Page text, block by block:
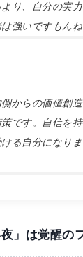
り、自分の実
強いですもんね
からの価値創
です。自信を
る自分になり
夜」は覚醒の